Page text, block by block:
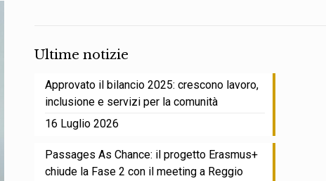
Ultime notizie
Approvato il bilancio 2025: crescono lavoro,
inclusione e servizi per la comunità
16 Luglio 2026
Passages As Chance: il progetto Erasmus+
chiude la Fase 2 con il meeting a Reggio